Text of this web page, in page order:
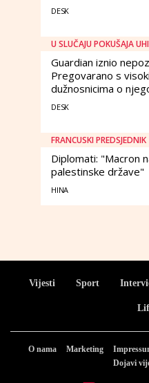
DESK
U SLUČAJU POKUŠAJA
Guardian iznio
Pregovarano s
dužnosnicima o
DESK
FRANCUSKI PREDSJEDNIK
Diplomati: "Macron
palestinske države"
HINA
Vijesti Sport
O nama Marketing
Dojavi